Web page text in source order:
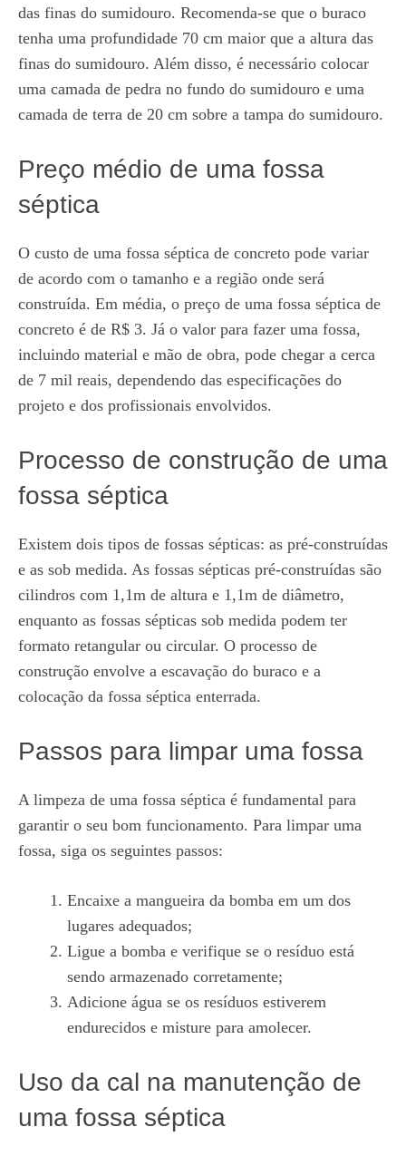
das finas do sumidouro. Recomenda-se que o buraco
tenha uma profundidade 70 cm maior que a altura das
finas do sumidouro. Além disso, é necessário colocar
uma camada de pedra no fundo do sumidouro e uma
camada de terra de 20 cm sobre a tampa do sumidouro.
Preço médio de uma fossa
séptica
O custo de uma fossa séptica de concreto pode variar
de acordo com o tamanho e a região onde será
construída. Em média, o preço de uma fossa séptica de
concreto é de R$ 3. Já o valor para fazer uma fossa,
incluindo material e mão de obra, pode chegar a cerca
de 7 mil reais, dependendo das especificações do
projeto e dos profissionais envolvidos.
Processo de construção de uma
fossa séptica
Existem dois tipos de fossas sépticas: as pré-construídas
e as sob medida. As fossas sépticas pré-construídas são
cilindros com 1,1m de altura e 1,1m de diâmetro,
enquanto as fossas sépticas sob medida podem ter
formato retangular ou circular. O processo de
construção envolve a escavação do buraco e a
colocação da fossa séptica enterrada.
Passos para limpar uma fossa
A limpeza de uma fossa séptica é fundamental para
garantir o seu bom funcionamento. Para limpar uma
fossa, siga os seguintes passos:
Encaixe a mangueira da bomba em um dos
lugares adequados;
Ligue a bomba e verifique se o resíduo está
sendo armazenado corretamente;
Adicione água se os resíduos estiverem
endurecidos e misture para amolecer.
Uso da cal na manutenção de
uma fossa séptica